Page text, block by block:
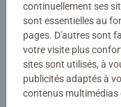
Stormtrooper
9,99 €
Images
continuellement ses
sont essentielles au
pages. D'autres sont
votre visite plus
sites sont utilisés, à
publicités adaptés à
contenus multimédias